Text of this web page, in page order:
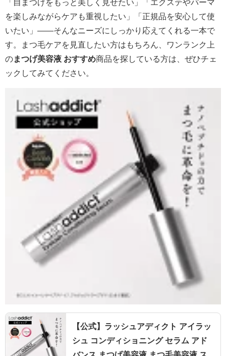
「自まつげをもっと美しく見せたい」「エクステやパーマ
を楽しみながらケアも重視したい」「正規品を安心して使
いたい」――そんなニーズにしっかり応えてくれる一本で
す。まつ毛ケアを見直したい方はもちろん、ワンランク上
のまつげ美容液 おすすめ商品を探している方は、ぜひチェ
ックしてみてください。
【公式】ラッシュアディクト アイラッ
シュ コンディショニング セラム アド
バンス まつげ美容液 まつ毛美容液 ス